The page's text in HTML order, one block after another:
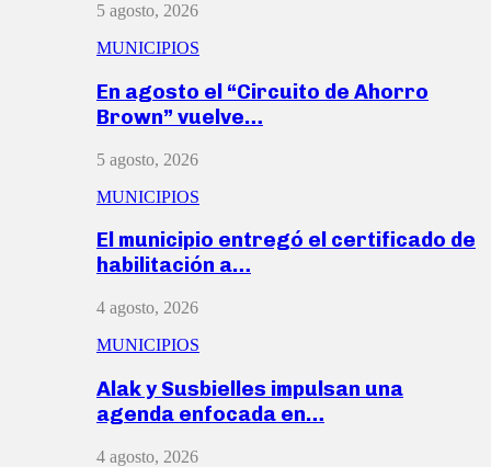
5 agosto, 2026
MUNICIPIOS
En agosto el “Circuito de Ahorro
Brown” vuelve…
5 agosto, 2026
MUNICIPIOS
El municipio entregó el certificado de
habilitación a…
4 agosto, 2026
MUNICIPIOS
Alak y Susbielles impulsan una
agenda enfocada en…
4 agosto, 2026